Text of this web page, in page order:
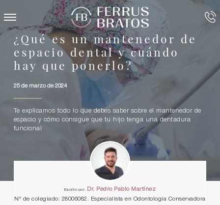
¿Qué es un mantenedor de
espacio dental y cuándo
hay que ponerlo?
25 de marzo de 2024
Te explicamos todo lo que debes saber sobre el mantenedor de
espacio y cómo consigue que tu hijo tenga una dentadura
funcional
Escrito por:
Dr. Pedro Pablo Martínez
Nº de colegiado: 28006082. Especialista en Odontología Conservadora